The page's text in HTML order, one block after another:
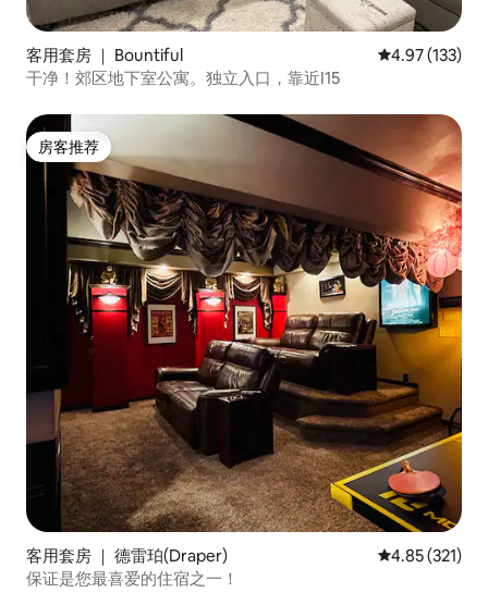
客用套房 ｜ Bountiful 平均评分 4.97
4.97 (133)
干净！郊区地下室公寓。独立入口，靠近I15
房客推荐
房客推荐
客用套房 ｜ 德雷珀(Draper) 平均评分 4.85
4.85 (321)
保证是您最喜爱的住宿之一！